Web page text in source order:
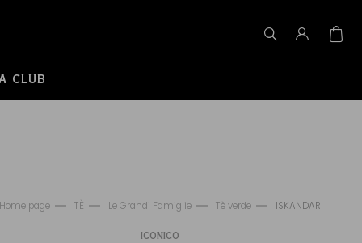
CLUB
page TÈ Le Grandi Famiglie Tè verde ISKANDAR
ICONICO